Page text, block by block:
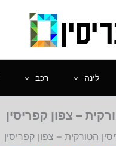
לינה רכב
– צפון קפריסין
הטורקית – צפון קפריסין